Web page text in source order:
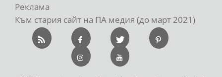
Реклама
Към стария сайт на ПА медия (до март 2021)